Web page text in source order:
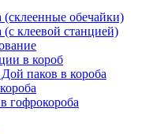
обечайки)
клеевой станцией)
в короб
паков в короба
гофрокороба